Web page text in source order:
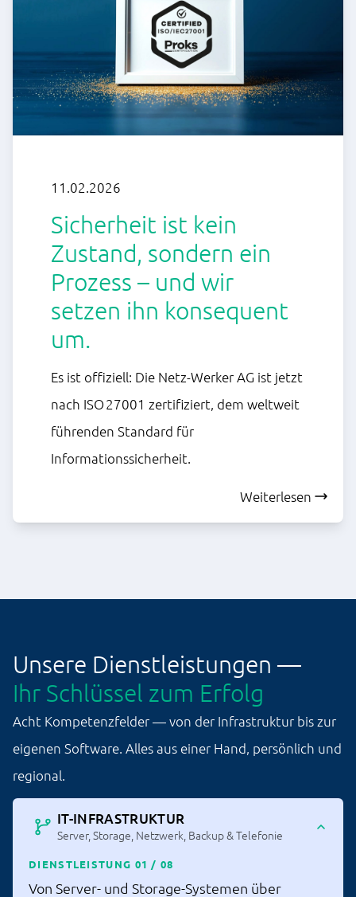
11.02.2026
Sicherheit ist kein
Zustand, sondern ein
Prozess – und wir
setzen ihn konsequent
um.
Es ist offiziell: Die Netz-Werker AG ist jetzt
nach ISO 27001 zertifiziert, dem weltweit
führenden Standard für
Informationssicherheit.
Weiterlesen
Unsere Dienstleistungen —
Ihr Schlüssel zum Erfolg
Acht Kompetenzfelder — von der Infrastruktur bis zur
eigenen Software. Alles aus einer Hand, persönlich und
regional.
IT-INFRASTRUKTUR
Server, Storage, Netzwerk, Backup & Telefonie
DIENSTLEISTUNG 01 / 08
Von Server- und Storage-Systemen über